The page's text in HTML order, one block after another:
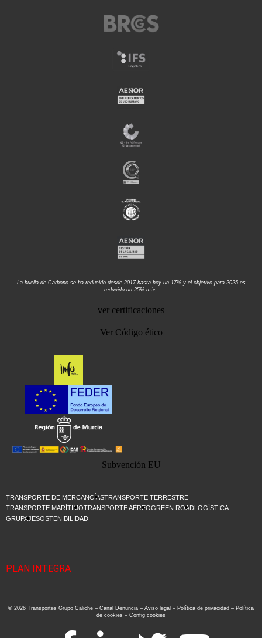
La huella de Carbono se ha reducido desde 2017 hasta hoy un 17% y el objetivo para 2025 es
reducirlo un 25% más.
ver certificaciones
Ver Código ético
Subvención EU
TRANSPORTE DE MERCANCÍASTRANSPORTE TERRESTRE
TRANSPORTE MARÍTIMOTRANSPORTE AÉREOGREEN ROADLOGÍSTICA
GRUPAJESOSTENIBILIDAD
PLAN INTEGRA
© 2026 Transportes Grupo Caliche – Canal Denuncia – Aviso legal – Política de privacidad – Política
de cookies – Config cookies